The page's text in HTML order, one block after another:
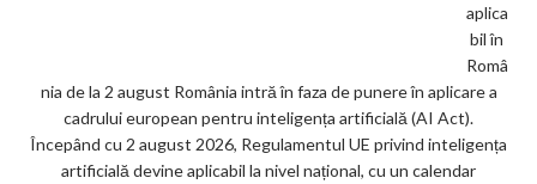
aplica
bil în
Româ
nia de la 2 august România intră în faza de punere în aplicare a
cadrului european pentru inteligența artificială (AI Act).
Începând cu 2 august 2026, Regulamentul UE privind inteligența
artificială devine aplicabil la nivel național, cu un calendar